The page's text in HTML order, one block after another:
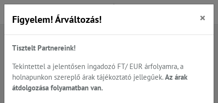
Főoldal Termékek
UNOX - látványsütők, tepsik, sütőlemezek, állványok...
UNOX - látvány sütők digitális vezérléssel...
Figyelem! Árváltozás! ×
Tisztelt Partnereink!
Tekintettel a jelentősen ingadozó FT/ EUR árfolyamra, a
holnapunkon szereplő árak tájékoztató jellegűek. Az árak
átdolgozása folyamatban van.